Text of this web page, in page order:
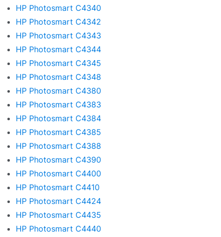
HP Photosmart C4340
HP Photosmart C4342
HP Photosmart C4343
HP Photosmart C4344
HP Photosmart C4345
HP Photosmart C4348
HP Photosmart C4380
HP Photosmart C4383
HP Photosmart C4384
HP Photosmart C4385
HP Photosmart C4388
HP Photosmart C4390
HP Photosmart C4400
HP Photosmart C4410
HP Photosmart C4424
HP Photosmart C4435
HP Photosmart C4440